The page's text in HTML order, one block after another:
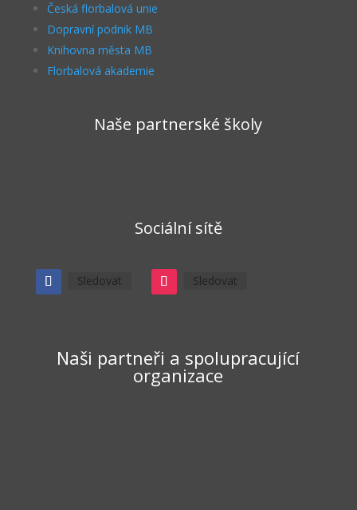
Česká florbalová unie
Dopravní podnik MB
Knihovna města MB
Florbalová akademie
Naše partnerské školy
Sociální sítě
Sledovat Sledovat
Naši partneři a spolupracující
organizace